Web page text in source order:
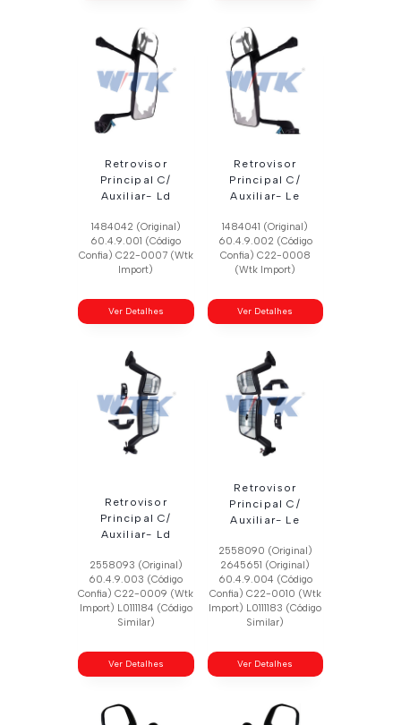
Retrovisor
Principal C/
Auxiliar- Ld
1484042 (Original)
60.4.9.001 (Código
Confia) C22-0007 (Wtk
Import)
Ver Detalhes
Retrovisor
Principal C/
Auxiliar- Le
1484041 (Original)
60.4.9.002 (Código
Confia) C22-0008
(Wtk Import)
Ver Detalhes
Retrovisor
Principal C/
Auxiliar- Ld
2558093 (Original)
60.4.9.003 (Código
Confia) C22-0009 (Wtk
Import) L0111184 (Código
Similar)
Ver Detalhes
Retrovisor
Principal C/
Auxiliar- Le
2558090 (Original)
2645651 (Original)
60.4.9.004 (Código
Confia) C22-0010 (Wtk
Import) L0111183 (Código
Similar)
Ver Detalhes